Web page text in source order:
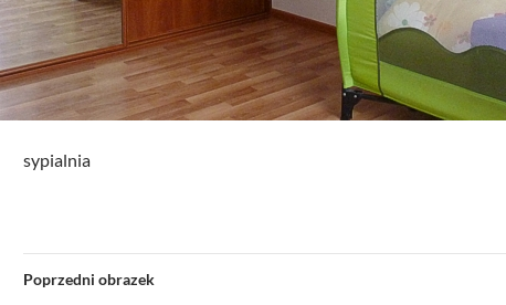
sypialnia
Poprzedni obrazek